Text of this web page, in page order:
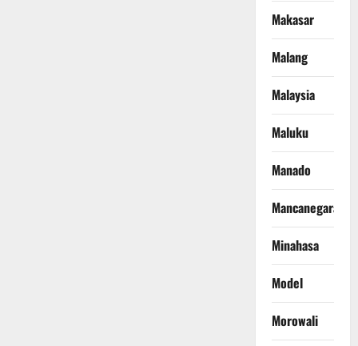
Makasar
Malang
Malaysia
Maluku
Manado
Mancanegara
Minahasa
Model
Morowali